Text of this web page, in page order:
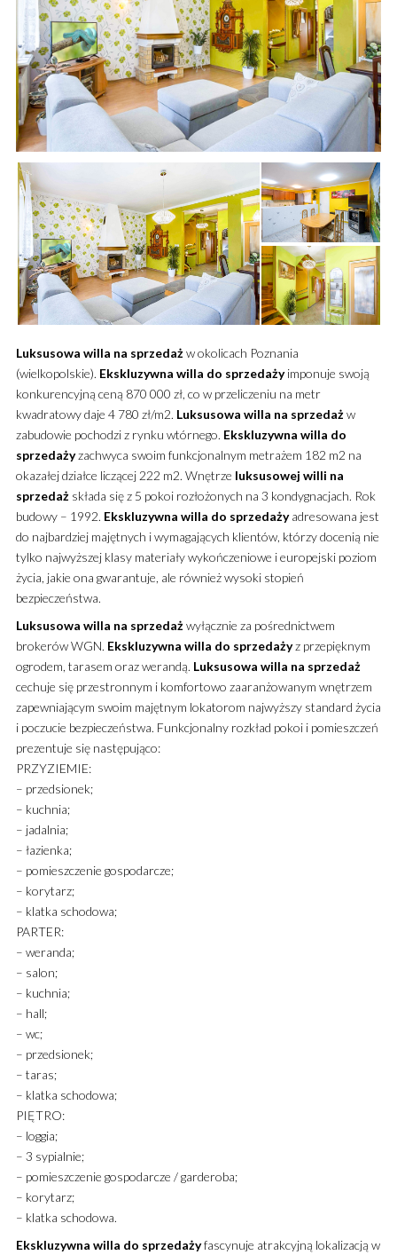
Luksusowa willa na sprzedażw okolicach Poznania
(wielkopolskie). Ekskluzywna willa do sprzedażyimponuje swoją
konkurencyjną ceną 870 000 zł, co w przeliczeniu na metr
kwadratowy daje 4 780 zł/m2. Luksusowa willa na sprzedażw
zabudowie pochodzi z rynku wtórnego. Ekskluzywna willa do
sprzedażyzachwyca swoim funkcjonalnym metrażem 182 m2 na
okazałej działce liczącej 222 m2. Wnętrze luksusowej willi na
sprzedażskłada się z 5 pokoi rozłożonych na 3 kondygnacjach. Rok
budowy – 1992. Ekskluzywna willa do sprzedażyadresowana jest
do najbardziej majętnych i wymagających klientów, którzy docenią nie
tylko najwyższej klasy materiały wykończeniowe i europejski poziom
życia, jakie ona gwarantuje, ale również wysoki stopień
bezpieczeństwa.
Luksusowa willa na sprzedażwyłącznie za pośrednictwem
brokerów WGN. Ekskluzywna willa do sprzedażyz przepięknym
ogrodem, tarasem oraz werandą. Luksusowa willa na sprzedaż
cechuje się przestronnym i komfortowo zaaranżowanym wnętrzem
zapewniającym swoim majętnym lokatorom najwyższy standard życia
i poczucie bezpieczeństwa. Funkcjonalny rozkład pokoi i pomieszczeń
prezentuje się następująco:
PRZYZIEMIE:
– przedsionek;
– kuchnia;
– jadalnia;
– łazienka;
– pomieszczenie gospodarcze;
– korytarz;
– klatka schodowa;
PARTER:
– weranda;
– salon;
– kuchnia;
– hall;
– wc;
– przedsionek;
– taras;
– klatka schodowa;
PIĘTRO:
– loggia;
– 3 sypialnie;
– pomieszczenie gospodarcze / garderoba;
– korytarz;
– klatka schodowa.
Ekskluzywna willa do sprzedażyfascynuje atrakcyjną lokalizacją w